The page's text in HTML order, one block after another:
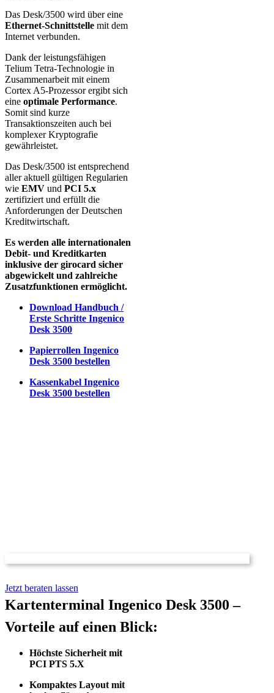
Das Desk/3500 wird über eine
Ethernet-Schnittstelle mit dem
Internet verbunden.
Dank der leistungsfähigen
Telium Tetra-Technologie in
Zusammenarbeit mit einem
Cortex A5-Prozessor ergibt sich
eine optimale Performance.
Somit sind kurze
Transaktionszeiten auch bei
komplexer Kryptografie
gewährleistet.
Das Desk/3500 ist entsprechend
aller aktuell gültigen Regularien
wie EMV und PCI 5.x
zertifiziert und erfüllt die
Anforderungen der Deutschen
Kreditwirtschaft.
Es werden alle internationalen
Debit- und Kreditkarten
inklusive der girocard sicher
abgewickelt und zahlreiche
Zusatzfunktionen ermöglicht.
Download Handbuch /
Erste Schritte Ingenico
Desk 3500
Papierrollen Ingenico
Desk 3500 bestellen
Kassenkabel Ingenico
Desk 3500 bestellen
Jetzt beraten lassen
Kartenterminal Ingenico Desk 3500 –
Vorteile auf einen Blick:
Höchste Sicherheit mit
PCI PTS 5.X
Kompaktes Layout mit